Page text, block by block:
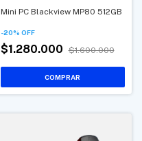
Mini PC Blackview MP80 512GB
-20% OFF
$1.280.000 $1.600.000